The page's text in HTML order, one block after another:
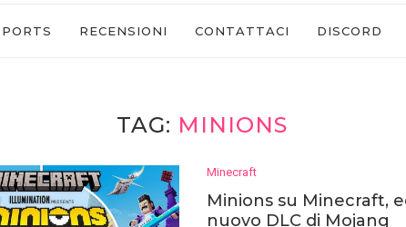
RECENSIONI CONTATTACI DISCORD
TAG: MINIONS
Minecraft
Minions su Minecraft,
nuovo DLC di Mojang